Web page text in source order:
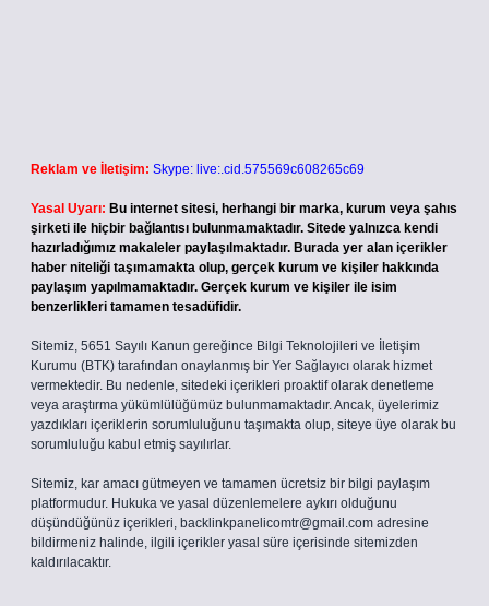
Reklam ve İletişim: Skype: live:.cid.575569c608265c69
Yasal Uyarı: Bu internet sitesi, herhangi bir marka, kurum veya şahıs
şirketi ile hiçbir bağlantısı bulunmamaktadır. Sitede yalnızca kendi
hazırladığımız makaleler paylaşılmaktadır. Burada yer alan içerikler
haber niteliği taşımamakta olup, gerçek kurum ve kişiler hakkında
paylaşım yapılmamaktadır. Gerçek kurum ve kişiler ile isim
benzerlikleri tamamen tesadüfidir.
Sitemiz, 5651 Sayılı Kanun gereğince Bilgi Teknolojileri ve İletişim
Kurumu (BTK) tarafından onaylanmış bir Yer Sağlayıcı olarak hizmet
vermektedir. Bu nedenle, sitedeki içerikleri proaktif olarak denetleme
veya araştırma yükümlülüğümüz bulunmamaktadır. Ancak, üyelerimiz
yazdıkları içeriklerin sorumluluğunu taşımakta olup, siteye üye olarak bu
sorumluluğu kabul etmiş sayılırlar.
Sitemiz, kar amacı gütmeyen ve tamamen ücretsiz bir bilgi paylaşım
platformudur. Hukuka ve yasal düzenlemelere aykırı olduğunu
düşündüğünüz içerikleri, backlinkpanelicomtr@gmail.com adresine
bildirmeniz halinde, ilgili içerikler yasal süre içerisinde sitemizden
kaldırılacaktır.